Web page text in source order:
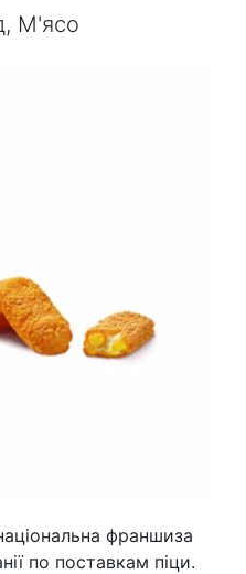
М'ясо
франшиза
по поставкам піци.